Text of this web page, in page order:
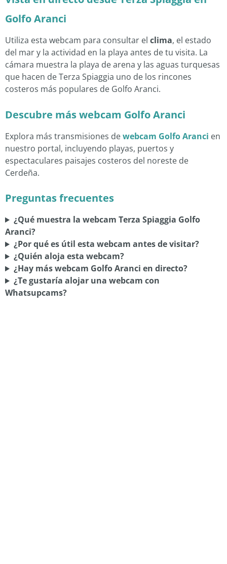
Golfo Aranci
Utiliza esta webcam para consultar el clima, el estado
del mar y la actividad en la playa antes de tu visita. La
cámara muestra la playa de arena y las aguas turquesas
que hacen de Terza Spiaggia uno de los rincones
costeros más populares de Golfo Aranci.
Descubre más webcam Golfo Aranci
Explora más transmisiones dewebcam Golfo Aranci en
nuestro portal, incluyendo playas, puertos y
espectaculares paisajes costeros del noreste de
Cerdeña.
Preguntas frecuentes
¿Qué muestra la webcam Terza Spiaggia Golfo
Aranci?
¿Por qué es útil esta webcam antes de visitar?
¿Quién aloja esta webcam?
¿Hay más webcam Golfo Aranci en directo?
¿Te gustaría alojar una webcam con
Whatsupcams?